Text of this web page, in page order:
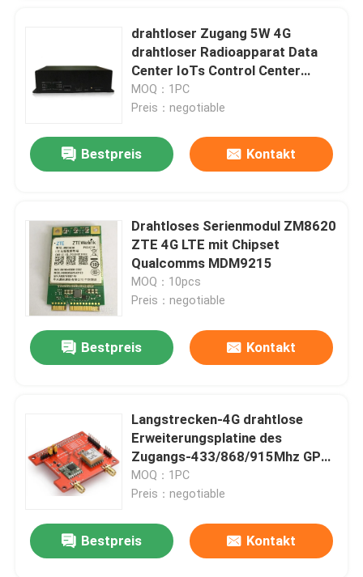
drahtloser Zugang 5W 4G
drahtloser Radioapparat Data
Center IoTs Control Center
433/868/915MHz
MOQ：1PC
Preis：negotiable
Bestpreis Kontakt
Drahtloses Serienmodul ZM8620
ZTE 4G LTE mit Chipset
Qualcomms MDM9215
MOQ：10pcs
Preis：negotiable
Bestpreis Kontakt
Langstrecken-4G drahtlose
Erweiterungsplatine des
Zugangs-433/868/915Mhz GPS
für Himbeerpu
MOQ：1PC
Preis：negotiable
Bestpreis Kontakt